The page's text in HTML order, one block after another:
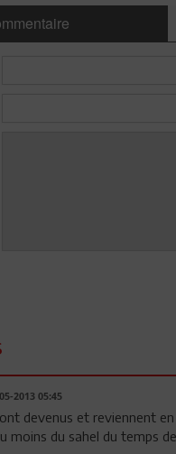
2013 05:45
devenus et reviennent
moins du sahel du temps